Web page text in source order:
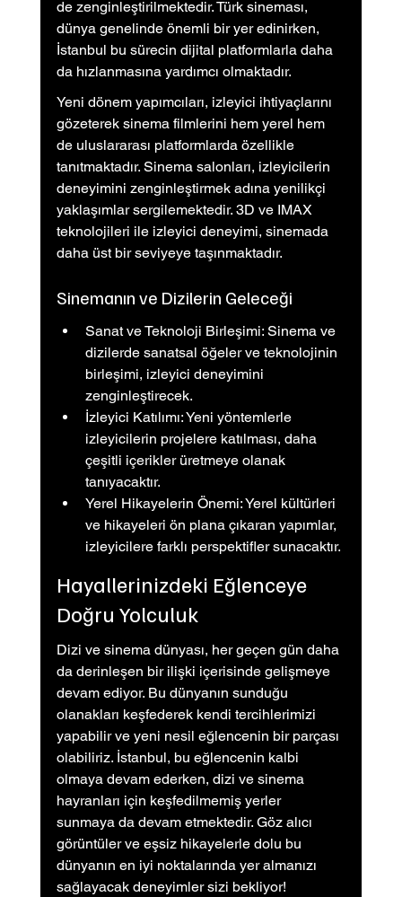
de zenginleştirilmektedir. Türk sineması,
dünya genelinde önemli bir yer edinirken,
İstanbul bu sürecin dijital platformlarla daha
da hızlanmasına yardımcı olmaktadır.
Yeni dönem yapımcıları, izleyici ihtiyaçlarını
gözeterek sinema filmlerini hem yerel hem
de uluslararası platformlarda özellikle
tanıtmaktadır. Sinema salonları, izleyicilerin
deneyimini zenginleştirmek adına yenilikçi
yaklaşımlar sergilemektedir. 3D ve IMAX
teknolojileri ile izleyici deneyimi, sinemada
daha üst bir seviyeye taşınmaktadır.
Sinemanın ve Dizilerin Geleceği
Sanat ve Teknoloji Birleşimi: Sinema ve
dizilerde sanatsal öğeler ve teknolojinin
birleşimi, izleyici deneyimini
zenginleştirecek.
İzleyici Katılımı: Yeni yöntemlerle
izleyicilerin projelere katılması, daha
çeşitli içerikler üretmeye olanak
tanıyacaktır.
Yerel Hikayelerin Önemi: Yerel kültürleri
ve hikayeleri ön plana çıkaran yapımlar,
izleyicilere farklı perspektifler sunacaktır.
Hayallerinizdeki Eğlenceye
Doğru Yolculuk
Dizi ve sinema dünyası, her geçen gün daha
da derinleşen bir ilişki içerisinde gelişmeye
devam ediyor. Bu dünyanın sunduğu
olanakları keşfederek kendi tercihlerimizi
yapabilir ve yeni nesil eğlencenin bir parçası
olabiliriz. İstanbul, bu eğlencenin kalbi
olmaya devam ederken, dizi ve sinema
hayranları için keşfedilmemiş yerler
sunmaya da devam etmektedir. Göz alıcı
görüntüler ve eşsiz hikayelerle dolu bu
dünyanın en iyi noktalarında yer almanızı
sağlayacak deneyimler sizi bekliyor!